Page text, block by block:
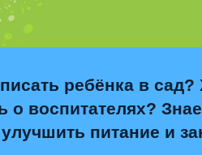
ребёнка в сад?
о воспитателях?
улучшить питание и